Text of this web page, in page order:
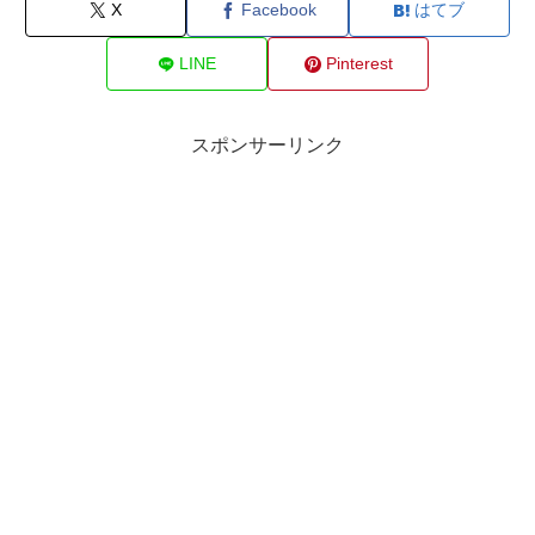
X Facebook はてブ
LINE Pinterest
スポンサーリンク